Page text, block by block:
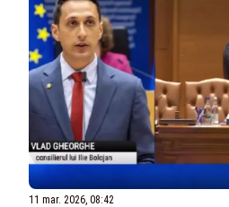
11 mar. 2026, 08:42